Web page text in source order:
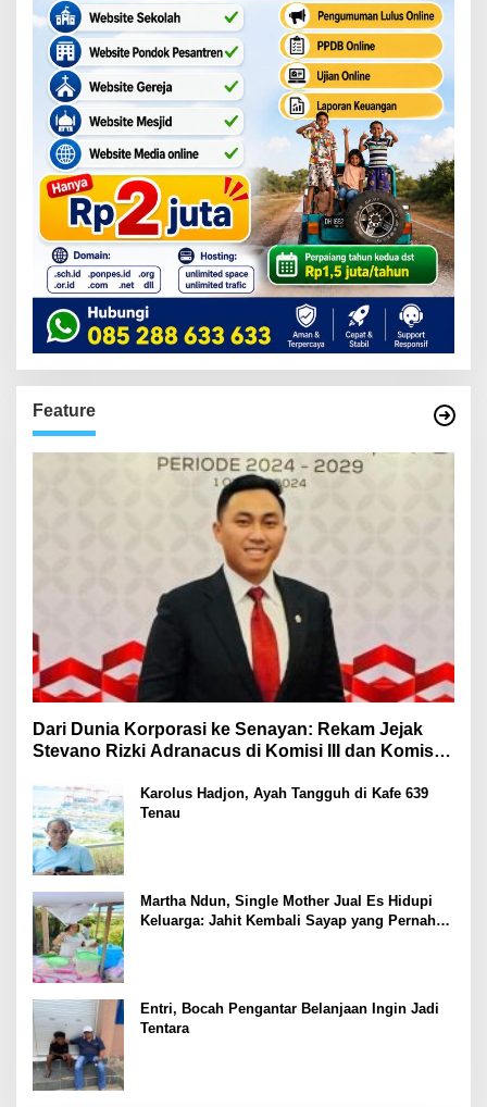
Feature
Dari Dunia Korporasi ke Senayan: Rekam Jejak
Stevano Rizki Adranacus di Komisi III dan Komisi X
Karolus Hadjon, Ayah Tangguh di Kafe 639
Tenau
Martha Ndun, Single Mother Jual Es Hidupi
Keluarga: Jahit Kembali Sayap yang Pernah
Entri, Bocah Pengantar Belanjaan Ingin Jadi
Tentara